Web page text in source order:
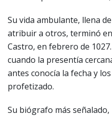
Su vida ambulante, llena
atribuir a otros, terminó
Castro, en febrero de
cuando la presentía
antes conocía la fecha y
profetizado.
Su biógrafo más